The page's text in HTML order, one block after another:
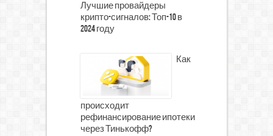
Лучшие провайдеры
крипто-сигналов: Топ-10 в
2024 году
Как
происходит
рефинансирование ипотеки
через Тинькофф?